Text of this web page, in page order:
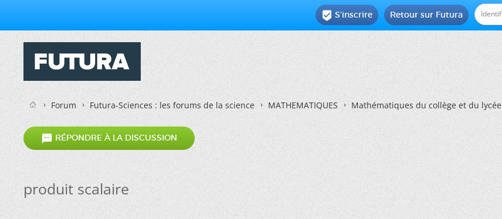
Retour sur Futura
 S'inscrire
Forum Futura-Sciences : les forums de la science MATHEMATIQUES Mathématiques du collège et du lycée
 RÉPONDRE À LA DISCUSSION
produit scalaire